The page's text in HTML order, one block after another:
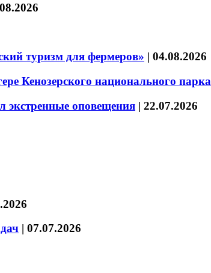
туризм для фермеров» | 04.08.2026
Кенозерского национального парка
экстренные оповещения | 22.07.2026
| 07.07.2026